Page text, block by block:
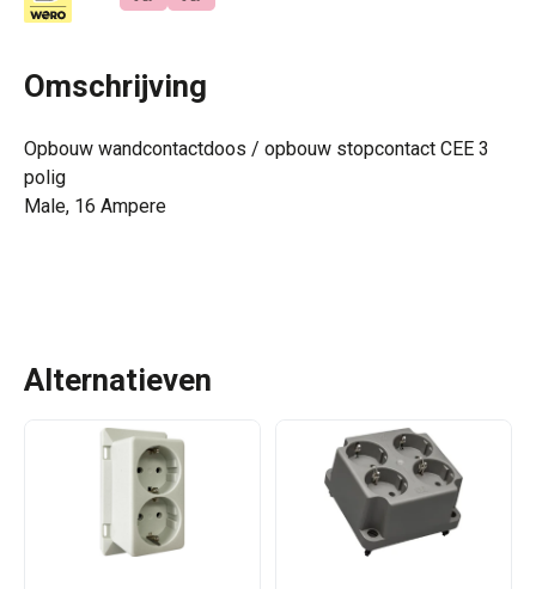
Omschrijving
Opbouw wandcontactdoos / opbouw stopcontact CEE 3
polig
Male, 16 Ampere
Alternatieven